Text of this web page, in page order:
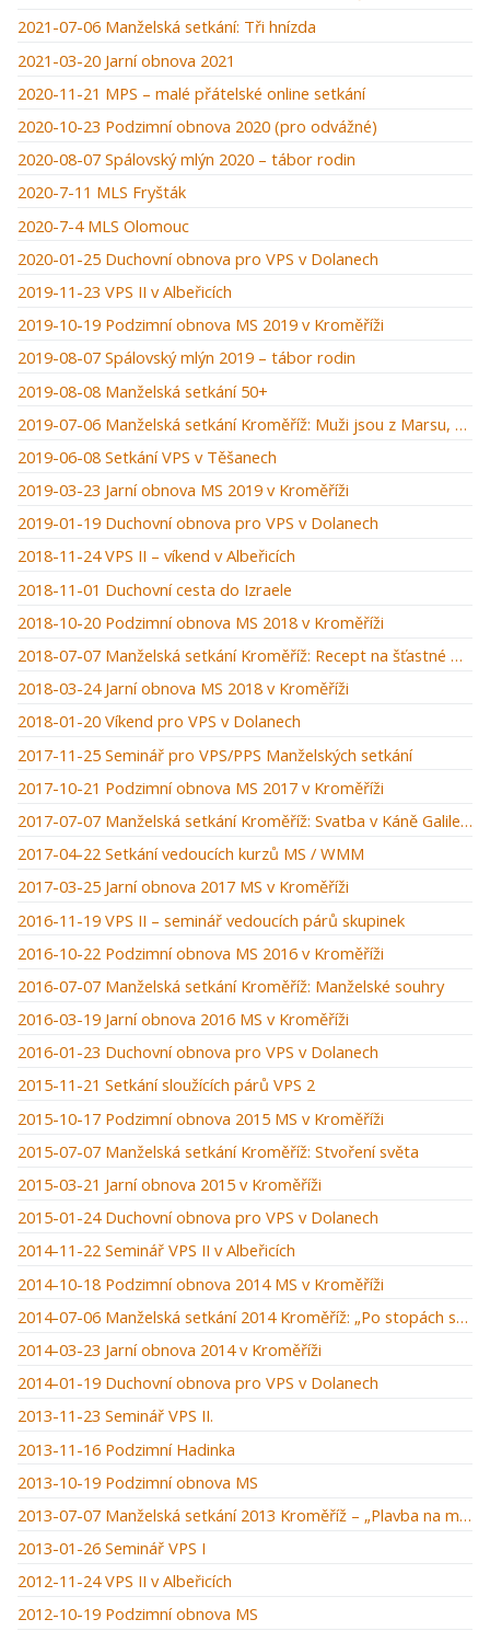
2021-07-06 Manželská setkání: Tři hnízda
2021-03-20 Jarní obnova 2021
2020-11-21 MPS – malé přátelské online setkání
2020-10-23 Podzimní obnova 2020 (pro odvážné)
2020-08-07 Spálovský mlýn 2020 – tábor rodin
2020-7-11 MLS Fryšták
2020-7-4 MLS Olomouc
2020-01-25 Duchovní obnova pro VPS v Dolanech
2019-11-23 VPS II v Albeřicích
2019-10-19 Podzimní obnova MS 2019 v Kroměříži
2019-08-07 Spálovský mlýn 2019 – tábor rodin
2019-08-08 Manželská setkání 50+
2019-07-06 Manželská setkání Kroměříž: Muži jsou z Marsu, ženy z Venuše
2019-06-08 Setkání VPS v Těšanech
2019-03-23 Jarní obnova MS 2019 v Kroměříži
2019-01-19 Duchovní obnova pro VPS v Dolanech
2018-11-24 VPS II – víkend v Albeřicích
2018-11-01 Duchovní cesta do Izraele
2018-10-20 Podzimní obnova MS 2018 v Kroměříži
2018-07-07 Manželská setkání Kroměříž: Recept na šťastné manželství
2018-03-24 Jarní obnova MS 2018 v Kroměříži
2018-01-20 Víkend pro VPS v Dolanech
2017-11-25 Seminář pro VPS/PPS Manželských setkání
2017-10-21 Podzimní obnova MS 2017 v Kroměříži
2017-07-07 Manželská setkání Kroměříž: Svatba v Káně Galilejské
2017-04-22 Setkání vedoucích kurzů MS / WMM
2017-03-25 Jarní obnova 2017 MS v Kroměříži
2016-11-19 VPS II – seminář vedoucích párů skupinek
2016-10-22 Podzimní obnova MS 2016 v Kroměříži
2016-07-07 Manželská setkání Kroměříž: Manželské souhry
2016-03-19 Jarní obnova 2016 MS v Kroměříži
2016-01-23 Duchovní obnova pro VPS v Dolanech
2015-11-21 Setkání sloužících párů VPS 2
2015-10-17 Podzimní obnova 2015 MS v Kroměříži
2015-07-07 Manželská setkání Kroměříž: Stvoření světa
2015-03-21 Jarní obnova 2015 v Kroměříži
2015-01-24 Duchovní obnova pro VPS v Dolanech
2014-11-22 Seminář VPS II v Albeřicích
2014-10-18 Podzimní obnova 2014 MS v Kroměříži
2014-07-06 Manželská setkání 2014 Kroměříž: „Po stopách starého zákona“
2014-03-23 Jarní obnova 2014 v Kroměříži
2014-01-19 Duchovní obnova pro VPS v Dolanech
2013-11-23 Seminář VPS II.
2013-11-16 Podzimní Hadinka
2013-10-19 Podzimní obnova MS
2013-07-07 Manželská setkání 2013 Kroměříž – „Plavba na moři“
2013-01-26 Seminář VPS I
2012-11-24 VPS II v Albeřicích
2012-10-19 Podzimní obnova MS